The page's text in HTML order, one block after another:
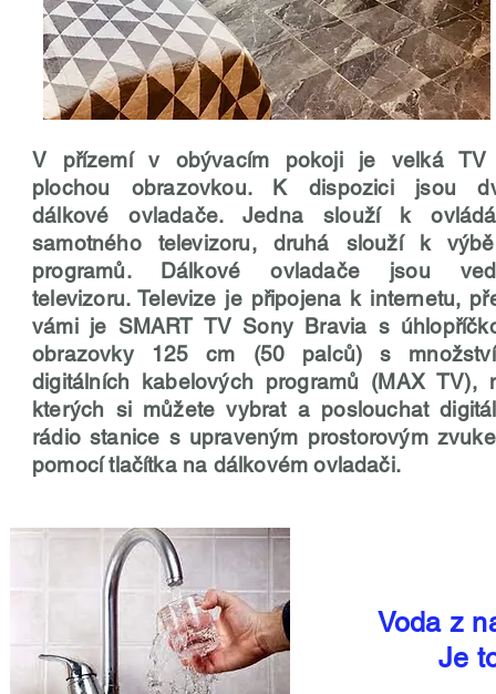
V přízemí v obývacím pokoji je velká
plochou obrazovkou. K dispozici jsou
dálkové ovladače. Jedna slouží k
samotného televizoru, druhá slouží k
programů. Dálkové ovladače jsou
televizoru. Televize je připojena k internetu,
vámi je SMART TV Sony Bravia s
obrazovky 125 cm (50 palců) s
digitálních kabelových programů (MAX TV),
kterých si můžete vybrat a poslouchat
rádio stanice s upraveným prostorovým
pomocí tlačítka na dálkovém ovladači.
Voda z
Je